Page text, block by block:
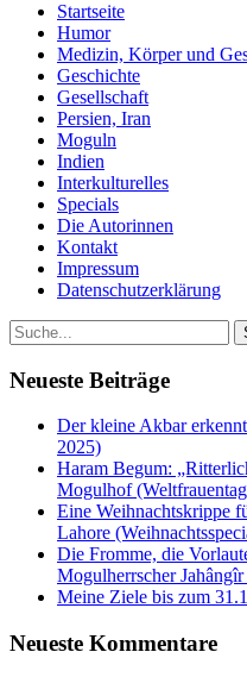
Startseite
Humor
Medizin, Körper und
Geschichte
Gesellschaft
Persien, Iran
Moguln
Indien
Interkulturelles
Specials
Die Autorinnen
Kontakt
Impressum
Datenschutzerklärung
Neueste Beiträge
Der kleine Akbar
2025)
Haram Begum:
Mogulhof
Eine Weihnachtskrippe
Lahore
Die Fromme, die
Mogulherrscher
Meine Ziele bis zum
Neueste Kommentare